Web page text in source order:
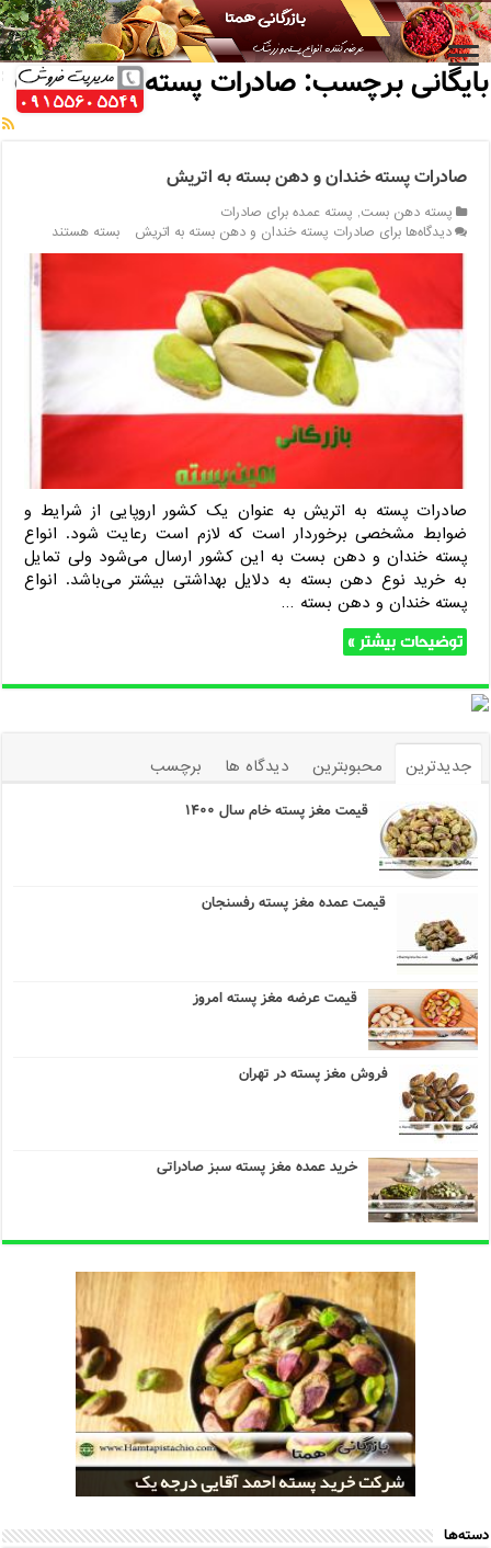
خانه / بایگانی برچسب: صادرات پسته دهن بست
بایگانی برچسب:صادرات پسته دهن بست
صادرات پسته خندان و دهن بسته به اتریش
پسته دهن بست, پسته عمده برای صادرات
دیدگاه‌هابرای صادرات پسته خندان و دهن بسته به اتریش بسته هستند
صادرات پسته به اتریش به عنوان یک کشور اروپایی از شرایط و
ضوابط مشخصی برخوردار است که لازم است رعایت شود. انواع
پسته خندان و دهن بست به این کشور ارسال می‌شود ولی تمایل
به خرید نوع دهن بسته به دلایل بهداشتی بیشتر می‌باشد. انواع
پسته خندان و دهن بسته …
توضیحات بیشتر »
جدیدترین محبوبترین دیدگاه ها برچسب
قیمت مغز پسته خام سال ۱۴۰۰
قیمت عمده مغز پسته رفسنجان
قیمت عرضه مغز پسته امروز
فروش مغز پسته در تهران
خرید عمده مغز پسته سبز صادراتی
خرید کلی پسته شور اکبری صادراتی
شرکت خرید پسته احمد آقایی درجه یک
قیمت تولید پسته صادراتی رفسنجان
مراکز خريد پسته رفسنجان صادراتی
شرکت خرید پسته اکبری بسته بندی شده
دسته‌ها